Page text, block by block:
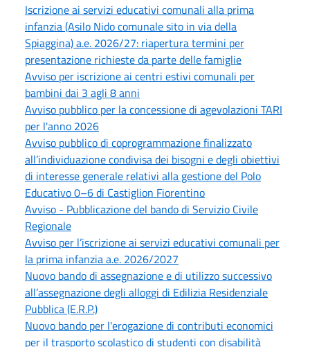
Iscrizione ai servizi educativi comunali alla prima
infanzia (Asilo Nido comunale sito in via della
Spiaggina) a.e. 2026/27: riapertura termini per
presentazione richieste da parte delle famiglie
Avviso per iscrizione ai centri estivi comunali per
bambini dai 3 agli 8 anni
Avviso pubblico per la concessione di agevolazioni TARI
per l'anno 2026
Avviso pubblico di coprogrammazione finalizzato
all’individuazione condivisa dei bisogni e degli obiettivi
di interesse generale relativi alla gestione del Polo
Educativo 0–6 di Castiglion Fiorentino
Avviso - Pubblicazione del bando di Servizio Civile
Regionale
Avviso per l’iscrizione ai servizi educativi comunali per
la prima infanzia a.e. 2026/2027
Nuovo bando di assegnazione e di utilizzo successivo
all’assegnazione degli alloggi di Edilizia Residenziale
Pubblica (E.R.P.)
Nuovo bando per l'erogazione di contributi economici
per il trasporto scolastico di studenti con disabilità